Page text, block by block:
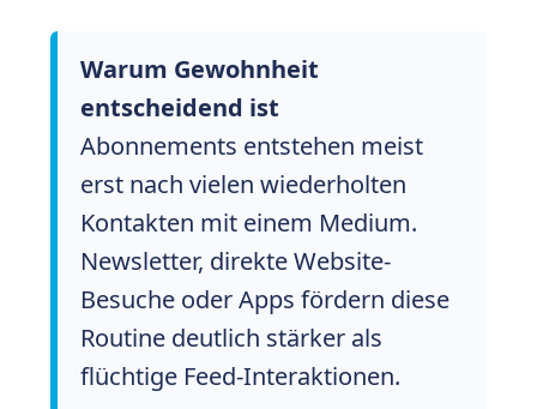
Warum Gewohnheit
entscheidend ist
Abonnements entstehen meist
erst nach vielen wiederholten
Kontakten mit einem Medium.
Newsletter, direkte Website-
Besuche oder Apps fördern diese
Routine deutlich stärker als
flüchtige Feed-Interaktionen.